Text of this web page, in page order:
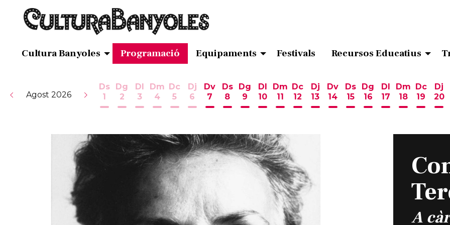
Cultura Banyoles Programació Equipaments Festivals Recursos Educatius
Agost 2026
Ds
1
Dissabte 1 d'agost
Dg
2
Diumenge 2 d'agost
Dl
3
Dilluns 3 d'agost
Dm
4
Dimarts 4 d'agost
Dc
5
Dimecres 5 d'agost
Dj
6
Dijous 6 d'agost
Dv
7
Divendres 7 d'agost
Ds
8
Dissabte 8 d'agost
Dg
9
Diumenge 9 d'agost
Dl
10
Dilluns 10 d'agost
Dm
11
Dimarts 11 d'agost
Dc
12
Dimecres 12 d'agost
Dj
13
Dijous 13 d'agost
Dv
14
Divendres 14 d'agost
Ds
15
Dissabte 15 d'agost
Dg
16
Diumenge 16
Dl
17
Dilluns 17
Dm
18
Dimarts 18
Dc
19
Dj
20
A